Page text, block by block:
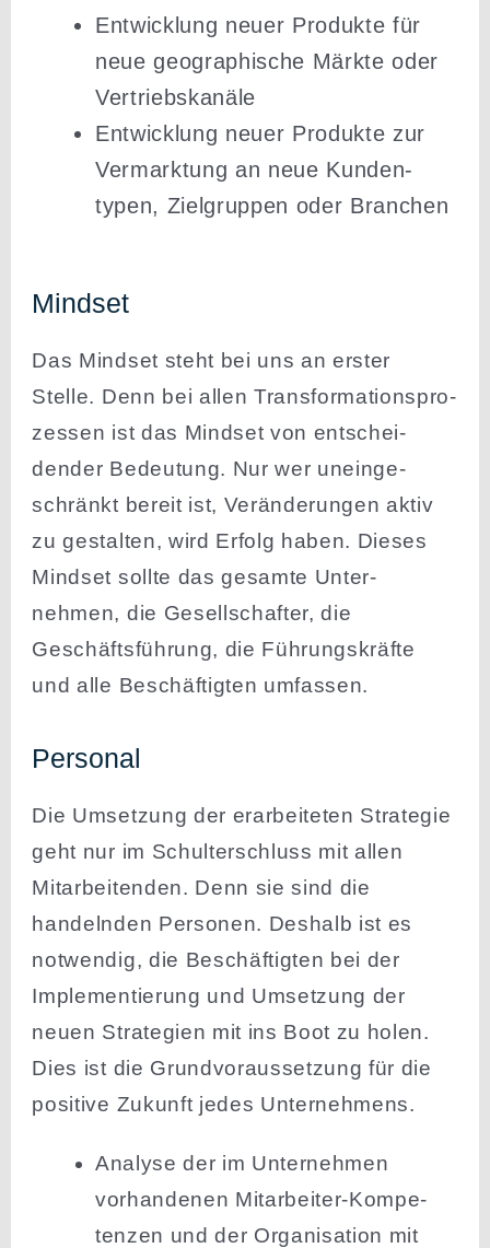
Entwicklung neuer Produkte für
neue geogra­phische Märkte oder
Vertriebskanäle
Entwicklung neuer Produkte zur
Vermarktung an neue Kunden­
typen, Zielgruppen oder Branchen
Mindset
Das Mindset steht bei uns an erster
Stelle. Denn bei allen Trans­for­ma­ti­ons­pro­
zessen ist das Mindset von entschei­
dender Bedeutung. Nur wer unein­ge­
schränkt bereit ist, Verän­de­rungen aktiv
zu gestalten, wird Erfolg haben. Dieses
Mindset sollte das gesamte Unter­
nehmen, die Gesell­schafter, die
Geschäfts­führung, die Führungs­kräfte
und alle Beschäf­tigten umfassen.
Personal
Die Umsetzung der erarbei­teten Strategie
geht nur im Schul­ter­schluss mit allen
Mitar­bei­tenden. Denn sie sind die
handelnden Personen. Deshalb ist es
notwendig, die Beschäf­tigten bei der
Imple­men­tierung und Umsetzung der
neuen Strategien mit ins Boot zu holen.
Dies ist die Grund­vor­aus­setzung für die
positive Zukunft jedes Unternehmens.
Analyse der im Unter­nehmen
vorhan­denen Mitar­beiter-Kompe­
tenzen und der Organi­sation mit